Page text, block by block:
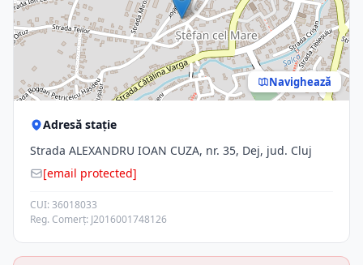
Navighează
Adresă stație
Strada ALEXANDRU IOAN CUZA, nr. 35, Dej, jud. Cluj
[email protected]
CUI: 36018033
Reg. Comerț: J2016001748126